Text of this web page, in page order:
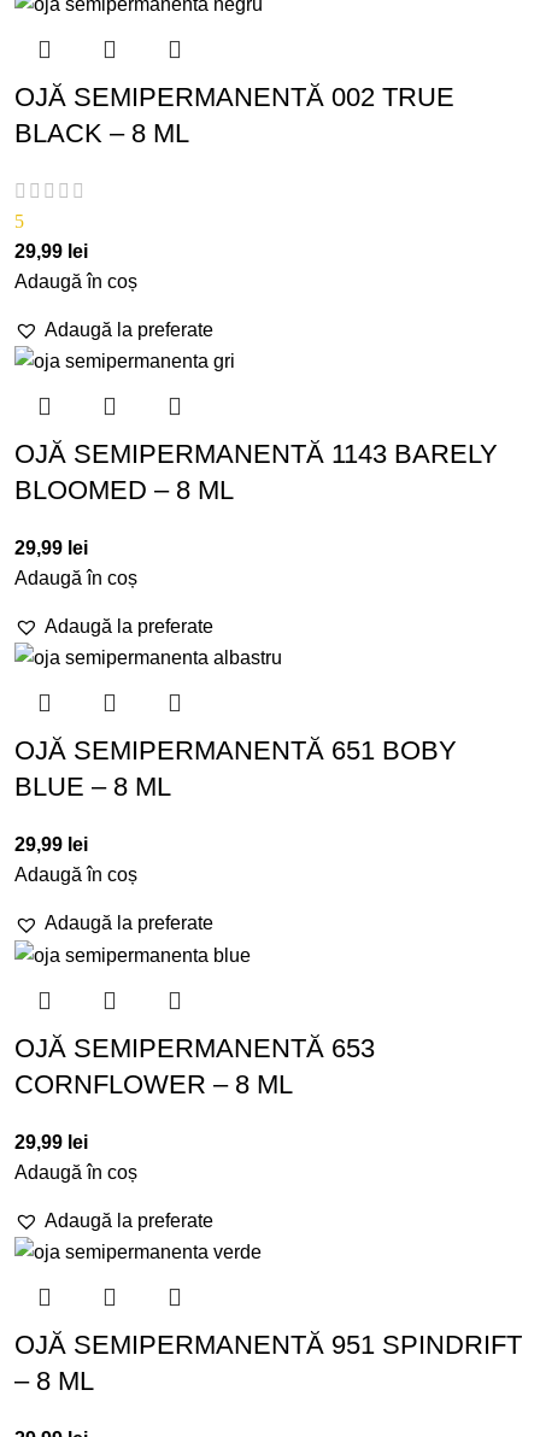
OJĂ SEMIPERMANENTĂ 002 TRUE
BLACK – 8 ML
5
29,99 lei
Adaugă în coș
Adaugă la preferate
OJĂ SEMIPERMANENTĂ 1143 BARELY
BLOOMED – 8 ML
29,99 lei
Adaugă în coș
Adaugă la preferate
OJĂ SEMIPERMANENTĂ 651 BOBY
BLUE – 8 ML
29,99 lei
Adaugă în coș
Adaugă la preferate
OJĂ SEMIPERMANENTĂ 653
CORNFLOWER – 8 ML
29,99 lei
Adaugă în coș
Adaugă la preferate
OJĂ SEMIPERMANENTĂ 951 SPINDRIFT
– 8 ML